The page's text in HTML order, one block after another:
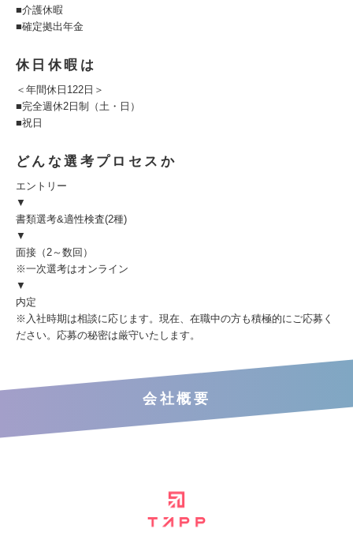
■介護休暇
■確定拠出年金
休日休暇は
＜年間休日122日＞
■完全週休2日制（土・日）
■祝日
どんな選考プロセスか
エントリー
▼
書類選考&適性検査(2種)
▼
面接（2～数回）
※一次選考はオンライン
▼
内定
※入社時期は相談に応じます。現在、在職中の方も積極的にご応募く
ださい。応募の秘密は厳守いたします。
会社概要